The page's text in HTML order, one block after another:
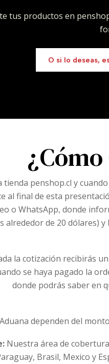
tus productos en
O si lo deseas,
tienda penshop.cl y
al final de esta
o WhatsApp, donde
alrededor de 20 dólares)
la cotización recibirás
se haya pagado la
donde podrás saber en
dependen del
Nuestra área de
Brasil, Mexico y